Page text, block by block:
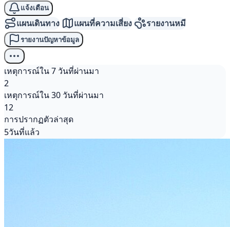
แจ้งเตือน
แผนเดินทาง แผนที่ความเสี่ยง รายงานหมี
รายงานปัญหาข้อมูล
เหตุการณ์ใน 7 วันที่ผ่านมา
2
เหตุการณ์ใน 30 วันที่ผ่านมา
12
การปรากฏตัวล่าสุด
5วันที่แล้ว